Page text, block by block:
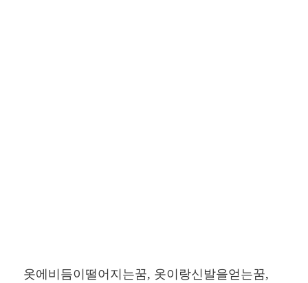
옷에비듬이떨어지는꿈, 옷이랑신발을얻는꿈,